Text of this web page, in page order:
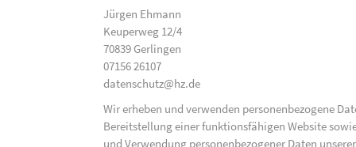
Jürgen Ehmann
Keuperweg 12/4
70839 Gerlingen
07156 26107
datenschutz@hz.de
Wir erheben und verwenden personenbezogene
Bereitstellung einer funktionsfähigen Website
und Verwendung personenbezogener Daten